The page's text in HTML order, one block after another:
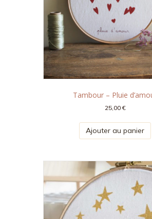
Tambour – Pluie
25,00€
Ajouter au panier